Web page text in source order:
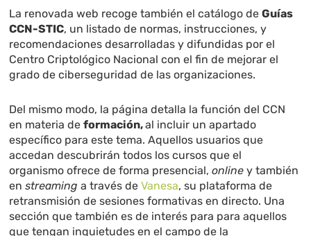
La renovada web recoge también el catálogo deGuías
CCN-STIC, un listado de normas, instrucciones, y
recomendaciones desarrolladas y difundidas por el
Centro Criptológico Nacional con el fin de mejorar el
grado de ciberseguridad de las organizaciones.
Del mismo modo, la página detalla la función del CCN
en materia deformación,al incluir un apartado
específico para este tema. Aquellos usuarios que
accedan descubrirán todos los cursos que el
organismo ofrece de forma presencial,online y también
enstreaming a través deVanesa, su plataforma de
retransmisión de sesiones formativas en directo. Una
sección que también es de interés para para aquellos
que tengan inquietudes en el campo de la